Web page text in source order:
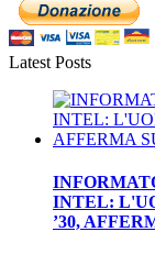
Latest Posts
INTEL:
’30,